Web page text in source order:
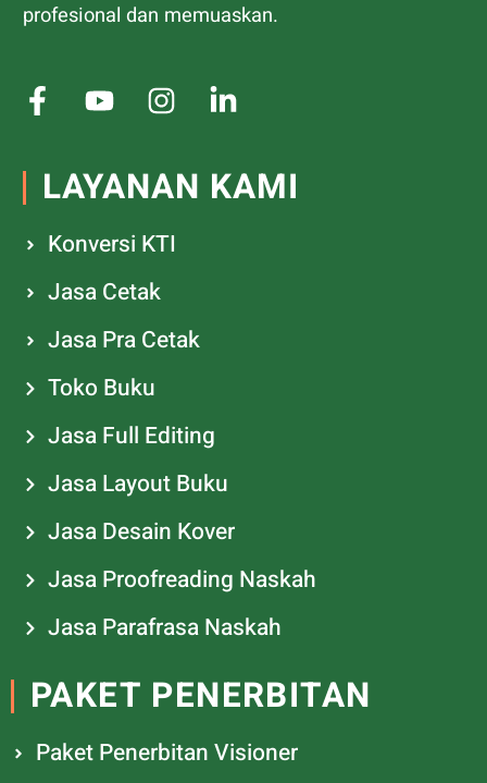
profesional dan memuaskan.
LAYANAN KAMI
Konversi KTI
Jasa Cetak
Jasa Pra Cetak
Toko Buku
Jasa Full Editing
Jasa Layout Buku
Jasa Desain Kover
Jasa Proofreading Naskah
Jasa Parafrasa Naskah
PAKET PENERBITAN
Paket Penerbitan Visioner